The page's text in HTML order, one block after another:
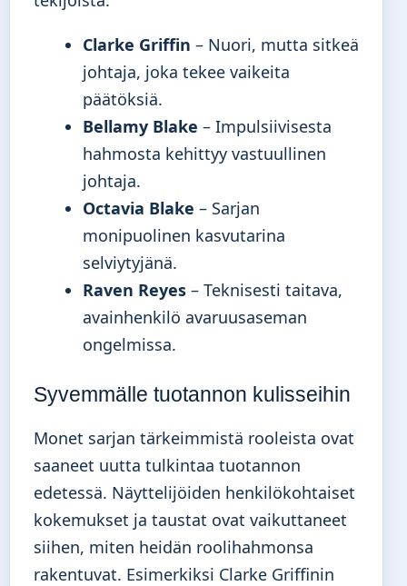
Clarke Griffin – Nuori, mutta sitkeä
johtaja, joka tekee vaikeita
päätöksiä.
Bellamy Blake – Impulsiivisesta
hahmosta kehittyy vastuullinen
johtaja.
Octavia Blake – Sarjan
monipuolinen kasvutarina
selviytyjänä.
Raven Reyes – Teknisesti taitava,
avainhenkilö avaruusaseman
ongelmissa.
Syvemmälle tuotannon kulisseihin
Monet sarjan tärkeimmistä rooleista ovat
saaneet uutta tulkintaa tuotannon
edetessä. Näyttelijöiden henkilökohtaiset
kokemukset ja taustat ovat vaikuttaneet
siihen, miten heidän roolihahmonsa
rakentuvat. Esimerkiksi Clarke Griffinin